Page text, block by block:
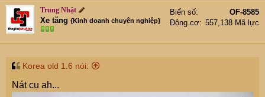
Trung Nhật
Xe tăng {Kinh doanh chuyên nghiệp}
Biển số
OF-8585
Động cơ
557,138 Mã lực
Korea old 1.6 nói:
Nát cụ ah...